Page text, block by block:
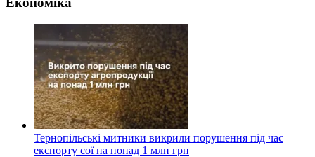
Тернопільські митники викрили порушення під час
експорту сої на понад 1 млн грн